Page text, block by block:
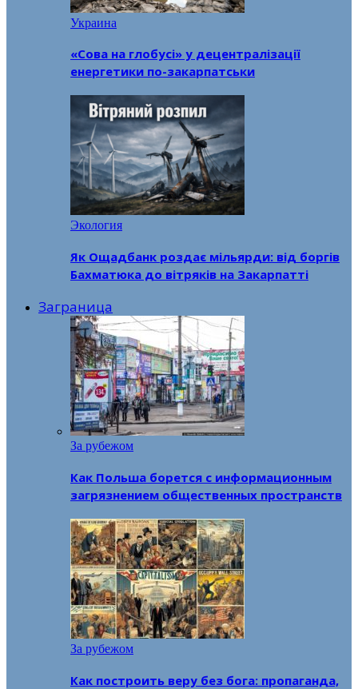
Украина
«Сова на глобусі» у децентралізації
енергетики по-закарпатськи
Экология
Як Ощадбанк роздає мільярди: від боргів
Бахматюка до вітряків на Закарпатті
Заграница
За рубежом
Как Польша борется с информационным
загрязнением общественных пространств
За рубежом
Как построить веру без бога: пропаганда,